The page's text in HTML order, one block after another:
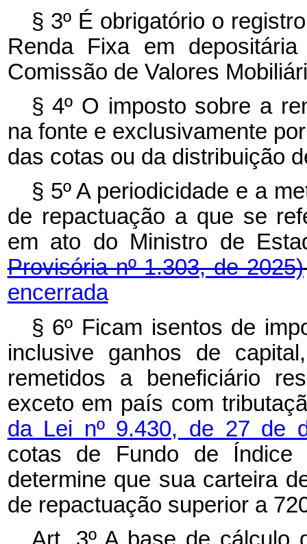
§ 3º É obrigatório o
Renda Fixa em
Comissão de Valores
§ 4º O imposto sobre a
na fonte e exclusivamente
das cotas ou da distribuição
§ 5º A periodicidade e a
de repactuação a que se
em ato do Ministro de
Provisória nº 1.303, de 2025)
encerrada
§ 6º Ficam isentos de
inclusive ganhos de
remetidos a beneficiário
exceto em país com
da Lei nº 9.430, de 27 de
cotas de Fundo de Índice
determine que sua carteira
de repactuação superior a